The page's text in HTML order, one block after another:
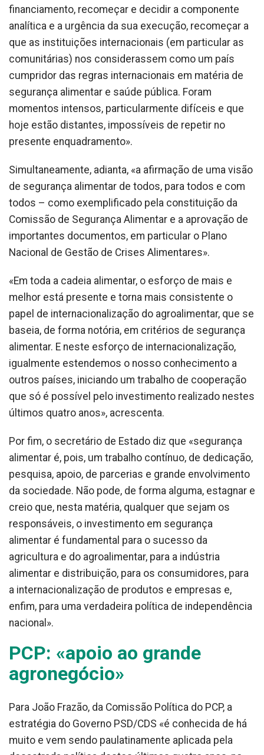
financiamento, recomeçar e decidir a componente
analítica e a urgência da sua execução, recomeçar a
que as instituições internacionais (em particular as
comunitárias) nos considerassem como um país
cumpridor das regras internacionais em matéria de
segurança alimentar e saúde pública. Foram
momentos intensos, particularmente difíceis e que
hoje estão distantes, impossíveis de repetir no
presente enquadramento».
Simultaneamente, adianta, «a afirmação de uma visão
de segurança alimentar de todos, para todos e com
todos – como exemplificado pela constituição da
Comissão de Segurança Alimentar e a aprovação de
importantes documentos, em particular o Plano
Nacional de Gestão de Crises Alimentares».
«Em toda a cadeia alimentar, o esforço de mais e
melhor está presente e torna mais consistente o
papel de internacionalização do agroalimentar, que se
baseia, de forma notória, em critérios de segurança
alimentar. E neste esforço de internacionalização,
igualmente estendemos o nosso conhecimento a
outros países, iniciando um trabalho de cooperação
que só é possível pelo investimento realizado nestes
últimos quatro anos», acrescenta.
Por fim, o secretário de Estado diz que «segurança
alimentar é, pois, um trabalho contínuo, de dedicação,
pesquisa, apoio, de parcerias e grande envolvimento
da sociedade. Não pode, de forma alguma, estagnar e
creio que, nesta matéria, qualquer que sejam os
responsáveis, o investimento em segurança
alimentar é fundamental para o sucesso da
agricultura e do agroalimentar, para a indústria
alimentar e distribuição, para os consumidores, para
a internacionalização de produtos e empresas e,
enfim, para uma verdadeira política de independência
nacional».
PCP: «apoio ao grande
agronegócio»
Para João Frazão, da Comissão Política do PCP, a
estratégia do Governo PSD/CDS «é conhecida de há
muito e vem sendo paulatinamente aplicada pela